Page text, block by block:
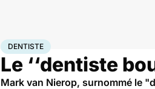
AccueilSanté Maladies
DENTISTE
Le ‘‘dentiste
Mark van Nierop, surnommé le